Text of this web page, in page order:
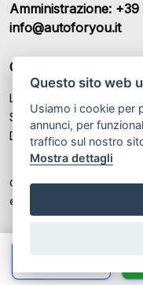
Questo sito web
Usiamo i cookie per
annunci, per
traffico sul nostro
Mostra dettagli
Amministrazione: +39
info@autoforyou.it
ORARI DI APERTURA
Lunedì – Venerdì: 9:00-
Sabato: 09:00 - 13:00 /
Domenica: Chiuso
Colombaro Claudio SAS
© Another site by